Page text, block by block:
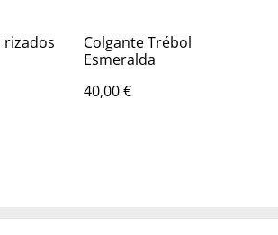
rizados
Colgante Trébol
Esmeralda
40,00 €